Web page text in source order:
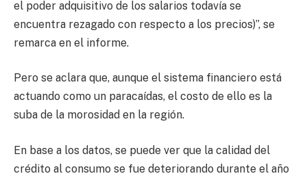
el poder adquisitivo de los salarios todavía se
encuentra rezagado con respecto a los precios)”, se
remarca en el informe.
Pero se aclara que, aunque el sistema financiero está
actuando como un paracaídas, el costo de ello es la
suba de la morosidad en la región.
En base a los datos, se puede ver que la calidad del
crédito al consumo se fue deteriorando durante el año